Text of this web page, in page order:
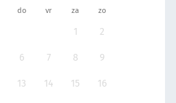
do vr za zo
1 2
6 7 8 9
13 14 15 16